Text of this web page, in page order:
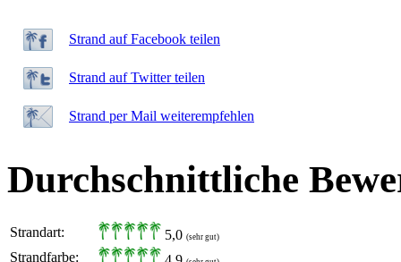
Strand auf Facebook teilen
Strand auf Twitter teilen
Strand per Mail weiterempfehlen
Durchschnittliche
Strandart: 5,0 (sehr gut)
Strandfarbe: